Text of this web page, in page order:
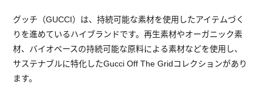
グッチ（GUCCI）は、持続可能な素材を使用したアイテムづく
りを進めているハイブランドです。再生素材やオーガニック素
材、バイオベースの持続可能な原料による素材などを使用し、
サステナブルに特化したGucci Off The Gridコレクションがあり
ます。